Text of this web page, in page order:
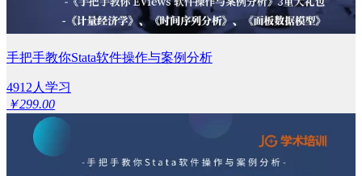
手把手教你Stata软件操作与案例分析
4912人学习
￥299.00